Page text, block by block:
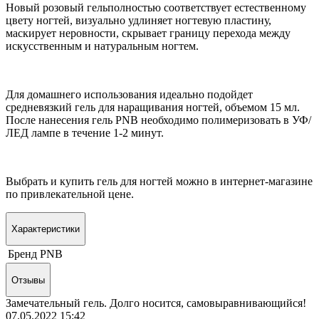
Новый розовый гельполностью соответствует естественному
цвету ногтей, визуально удлиняет ногтевую пластину,
маскирует неровности, скрывает границу перехода между
искусственным и натуральным ногтем.
Для домашнего использования идеально подойдет
средневязкий гель для наращивания ногтей, объемом 15 мл.
После нанесения гель PNB необходимо полимеризовать в УФ/
ЛЕД лампе в течение 1-2 минут.
Выбрать и купить гель для ногтей можно в интернет-магазине
по привлекательной цене.
Характеристики
Бренд PNB
Отзывы
Замечательный гель. Долго носится, самовыравнивающийся!
07.05.2022 15:42